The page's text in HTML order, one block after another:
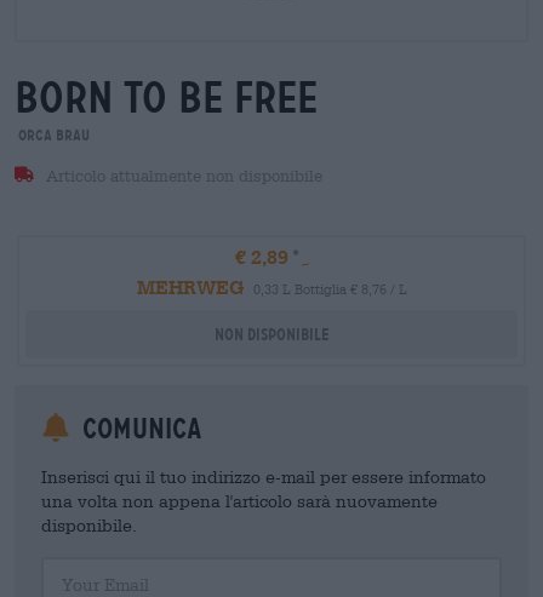
born to be free
orca brau
Articolo attualmente non disponibile
€ 2,89
MEHRWEG
0,33 L Bottiglia € 8,76 / L
Non disponibile
Comunica
Inserisci qui il tuo indirizzo e-mail per essere informato
una volta non appena l'articolo sarà nuovamente
disponibile.